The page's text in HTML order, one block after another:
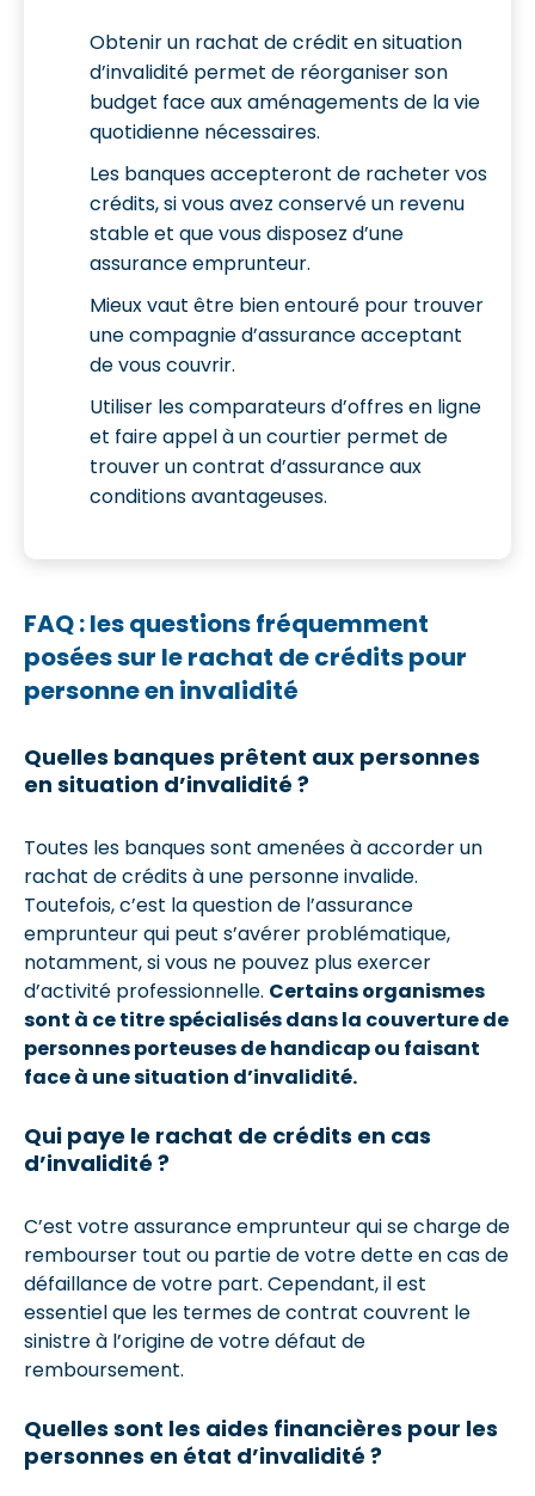
Obtenir un rachat de crédit en situation
d’invalidité permet de réorganiser son
budget face aux aménagements de la vie
quotidienne nécessaires.
Les banques accepteront de racheter vos
crédits, si vous avez conservé un revenu
stable et que vous disposez d’une
assurance emprunteur.
Mieux vaut être bien entouré pour trouver
une compagnie d’assurance acceptant
de vous couvrir.
Utiliser les comparateurs d’offres en ligne
et faire appel à un courtier permet de
trouver un contrat d’assurance aux
conditions avantageuses.
FAQ : les questions fréquemment
posées sur le rachat de crédits pour
personne en invalidité
Quelles banques prêtent aux personnes
en situation d’invalidité ?
Toutes les banques sont amenées à accorder un
rachat de crédits à une personne invalide.
Toutefois, c’est la question de l’assurance
emprunteur qui peut s’avérer problématique,
notamment, si vous ne pouvez plus exercer
d’activité professionnelle. Certains organismes
sont à ce titre spécialisés dans la couverture de
personnes porteuses de handicap ou faisant
face à une situation d’invalidité.
Qui paye le rachat de crédits en cas
d’invalidité ?
C’est votre assurance emprunteur qui se charge de
rembourser tout ou partie de votre dette en cas de
défaillance de votre part. Cependant, il est
essentiel que les termes de contrat couvrent le
sinistre à l’origine de votre défaut de
remboursement.
Quelles sont les aides financières pour les
personnes en état d’invalidité ?